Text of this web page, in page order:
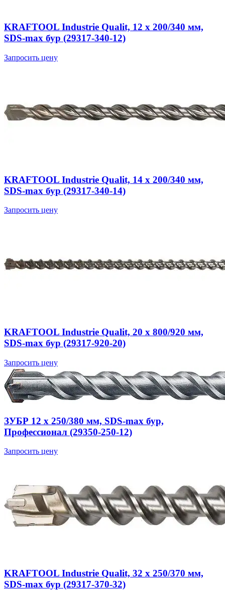
KRAFTOOL Industrie Qualit, 12 x 200/340 мм,
SDS-max бур (29317-340-12)
Запросить цену
KRAFTOOL Industrie Qualit, 14 x 200/340 мм,
SDS-max бур (29317-340-14)
Запросить цену
KRAFTOOL Industrie Qualit, 20 x 800/920 мм,
SDS-max бур (29317-920-20)
Запросить цену
ЗУБР 12 x 250/380 мм, SDS-max бур,
Профессионал (29350-250-12)
Запросить цену
KRAFTOOL Industrie Qualit, 32 x 250/370 мм,
SDS-max бур (29317-370-32)